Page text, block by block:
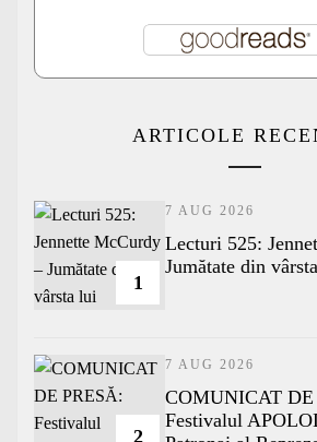
ARTICOLE
1
7 AUG 2026
Lecturi 525:
Jumătate din
2
7 AUG 2026
COMUNICAT DE
Festivalul